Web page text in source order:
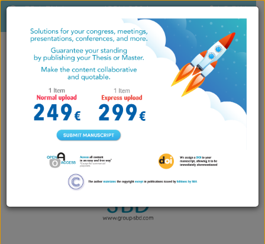
ES|EN|
ISSN 2604-
7071
LOGIN